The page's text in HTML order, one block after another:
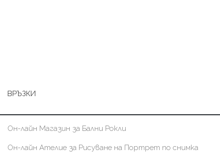
ВРЪЗКИ
Он-лайн Магазин за Бални Рокли
Он-лайн Ателие за Рисуване на Портрет по снимка